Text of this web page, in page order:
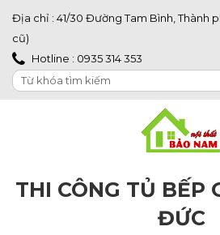
Địa chỉ : 41/30 Đường Tam Bình, Thành
cũ)
Hotline : 0935 314 353
THI CÔNG TỦ BẾP
ĐỨC